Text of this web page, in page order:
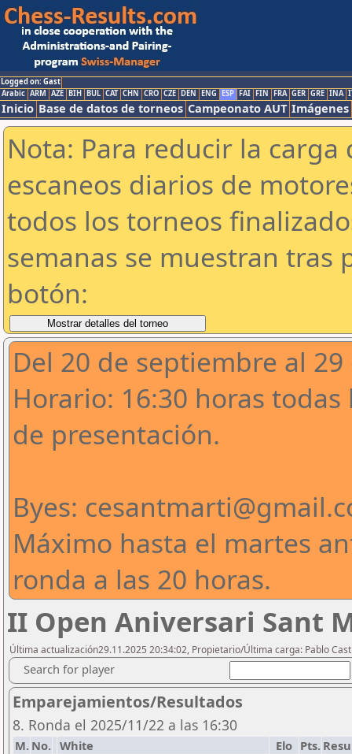
Logged on: Gast
Arabic ARM AZE BIH BUL CAT CHN CRO CZE DEN ENG ESP FAI FIN FRA GER GRE INA
Inicio Base de datos de torneos Campeonato AUT Imágenes
Nota: Para reducir la
escaneos diarios de
todos los torneos
semanas se muestran tras
botón:
Del 20 de septiembre al
Horario: 16:30 horas
de presentación.
Byes:
Máximo hasta el martes
ronda a las 20 horas.
II Open Aniversari Sant
Última actualización29.11.2025 20:34:02, Propietario/Última carga: Pablo
Search for player
Emparejamientos/Resultados
8. Ronda el 2025/11/22 a las 16:30
M. No. White Elo Pts.